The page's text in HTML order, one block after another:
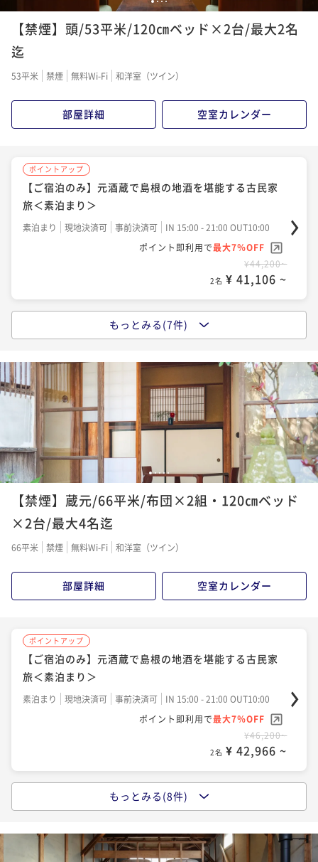
【想いを伝える記念日】大切な人へ贈るメッセージプ
レート＜夕朝食付き＞
¥72,600~
2名 ¥ 67,518 ~
ポイントアップ
【温泉ゆったり旅】「いずも縁結び温泉ゆらり」入浴
券＆湯上り石見麦酒ビール付き＜夕朝食付き＞
二食付き 現地決済可 事前決済可
IN 15:00 - 17:30 OUT10:00
ポイント即利用で 最大7％OFF
¥74,200~
2名 ¥ 69,006 ~
【連泊でお得！】出雲でゆったり暮らすように泊まる
二食付き 現地決済可
IN 15:00 - 17:30 OUT10:00
ポイント即利用で
最大7％OFF
¥135,200~
2名 ¥ 125,736 ~
ポイントアップ
【早割60】旬の恵みが織りなす料理と地酒を堪能する
古民家旅＜夕朝食付き＞
二食付き 現地決済可
¥65,400~
2名 ¥ 60,822 ~
ポイントアップ
【平日お得旅】通常よりお得！島根の地酒＆郷土料理
を堪能できる古民家旅＜夕朝食付き＞
二食付き 現地決済可 事前決済可
IN 15:00 - 17:30 OUT10:00
ポイント即利用で最大7％OFF
¥67,600~
2名 ¥ 62,868 ~
【日本酒15種飲み放題】旬の恵みが織りなす料理と地
酒を堪能する古民家旅＜夕朝食付き＞
二食付き 現地決済可
IN 15:00 - 17:30 OUT10:00
ポイント即利用で
最大7％OFF
¥71,600~
¥ 66,588 ~
ポイントアップ
【想いを伝える記念日】大切な人へ贈るメッセージプ
レート＜夕朝食付き＞
¥72,600~
2名 ¥ 67,518 ~
ポイントアップ
【温泉ゆったり旅】「いずも縁結び温泉ゆらり」入浴
券＆湯上り石見麦酒ビール付き＜夕朝食付き＞
二食付き 現地決済可 事前決済可
IN 15:00 - 17:30 OUT10:00
ポイント即利用で 最大7％OFF
¥74,200~
2名 ¥ 69,006 ~
【連泊でお得！】出雲でゆったり暮らすように泊まる
二食付き 現地決済可 事前決済可
IN 15:00 - 17:30 OUT10:00
【禁煙】頭/53平米/120㎝ベッド×2台/最大2名
迄
53平米 禁煙 無料Wi-Fi 和洋室（ツイン）
部屋詳細 空室カレンダー
ポイントアップ
【ご宿泊のみ】元酒蔵で島根の地酒を堪能する古民家
旅＜素泊まり＞
素泊まり 現地決済可 事前決済可
IN 15:00 - 21:00 OUT10:00
ポイント即利用で最大7％OFF
¥44,200~
2名 ¥ 41,106 ~
【朝食】＆【滞在中日本酒飲み放題付き】島根の地酒
と郷土料理を堪能する古民家旅＜朝食付き＞
朝食付き 現地決済可 事前決済可
IN 15:00 - 21:00 OUT10:00
ポイント即利用で
最大7％OFF
¥49,600~
¥ 46,128 ~
ポイントアップ
【早割60】旬の恵みが織りなす料理と地酒を堪能する
古民家旅＜夕朝食付き＞
二食付き 現地決済可
¥65,400~
2名 ¥ 60,822 ~
ポイントアップ
【平日お得旅】通常よりお得！島根の地酒＆郷土料理
を堪能できる古民家旅＜夕朝食付き＞
二食付き 現地決済可 事前決済可
IN 15:00 - 17:30 OUT10:00
ポイント即利用で最大7％OFF
¥67,600~
2名 ¥ 62,868 ~
【日本酒15種飲み放題】旬の恵みが織りなす料理と地
酒を堪能する古民家旅＜夕朝食付き＞
二食付き 現地決済可 事前決済可
IN 15:00 - 17:30 OUT10:00
もっとみる(7件)
12345
【禁煙】蔵元/66平米/布団×2組・120㎝ベッド
×2台/最大4名迄
66平米 禁煙 無料Wi-Fi 和洋室（ツイン）
部屋詳細 空室カレンダー
ポイントアップ
【ご宿泊のみ】元酒蔵で島根の地酒を堪能する古民家
旅＜素泊まり＞
素泊まり 現地決済可 事前決済可
IN 15:00 - 21:00 OUT10:00
ポイント即利用で最大7％OFF
¥46,200~
2名 ¥ 42,966 ~
【朝食】＆【滞在中日本酒飲み放題付き】島根の地酒
と郷土料理を堪能する古民家旅＜朝食付き＞
現地決済可 事前決済可
IN 15:00 - 21:00 OUT10:00
もっとみる(8件)